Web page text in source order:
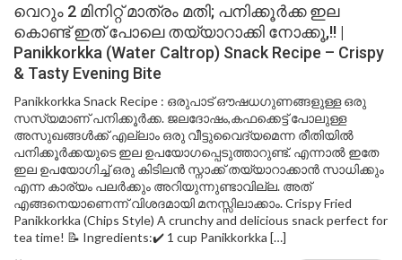
വെറും 2 മിനിറ്റ് മാത്രം മതി; പനിക്കൂർക്ക ഇല
കൊണ്ട് ഇത് പോലെ തയ്യാറാക്കി നോക്കൂ,!! |
Panikkorkka (Water Caltrop) Snack Recipe – Crispy
& Tasty Evening Bite
Panikkorkka Snack Recipe : ഒരുപാട് ഔഷധഗുണങ്ങളുള്ള ഒരു
സസ്യമാണ് പനിക്കൂർക്ക. ജലദോഷം,കഫക്കെട്ട് പോലുള്ള
അസുഖങ്ങൾക്ക് എല്ലാം ഒരു വീട്ടുവൈദ്യമെന്ന രീതിയിൽ
പനിക്കൂർക്കയുടെ ഇല ഉപയോഗപ്പെടുത്താറുണ്ട്. എന്നാൽ ഇതേ
ഇല ഉപയോഗിച്ച് ഒരു കിടിലൻ സ്നാക്ക് തയ്യാറാക്കാൻ സാധിക്കും
എന്ന കാര്യം പലർക്കും അറിയുന്നുണ്ടാവില്ല. അത്
എങ്ങനെയാണെന്ന് വിശദമായി മനസ്സിലാക്കാം. Crispy Fried
Panikkorkka (Chips Style) A crunchy and delicious snack perfect for
tea time! 📝 Ingredients:✔️ 1 cup Panikkorkka […]